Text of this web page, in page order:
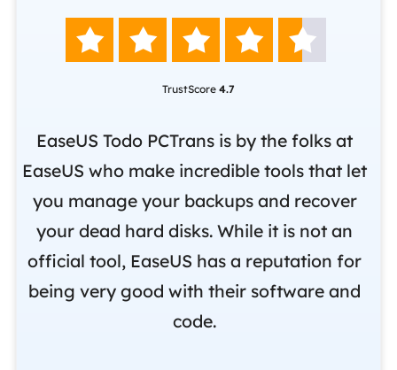
    
TrustScore 4.7
EaseUS Todo PCTrans is by the folks at
EaseUS who make incredible tools that let
you manage your backups and recover
your dead hard disks. While it is not an
official tool, EaseUS has a reputation for
being very good with their software and
code.